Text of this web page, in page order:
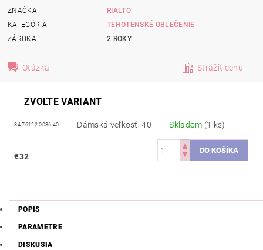
ZNAČKA
RIALTO
KATEGÓRIA
TEHOTENSKÉ OBLEČENIE
ZÁRUKA
2 ROKY
Otázka Strážiť cenu
ZVOĽTE VARIANT
34.76122.0036.40 Dámská veľkosť: 40 Skladom (1 ks)
€32
POPIS
PARAMETRE
DISKUSIA